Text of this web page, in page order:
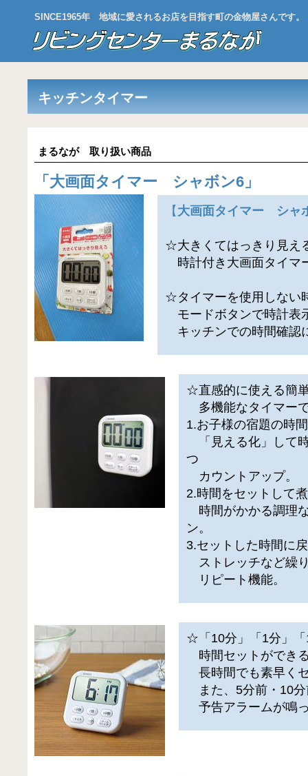
SINCE1965年 地域に愛されるお店を目指す町の金物屋さんです。
キッチンタイマー
まるなが 取り扱い商品
「 大画面タイマー シャボン6 」
【 大画面タイマー シャ
☆大きくてはっきり見え
時計付き大画面タイマ
☆タイマーを使用しない
モードボタンで時計表
キッチンでの時間確認
☆直感的に使える簡
多機能なタイマー
1.お子様の宿題の時
「見える化」して
つ
カウントアップ。
2.時間をセットして
時間がかかる調理
ン。
3.セットした時間に
ストレッチなど繰
リピート機能。
☆「10分」「1分」
時間セットができ
長時間でも素早く
また、5分前・10分
予告アラームが鳴